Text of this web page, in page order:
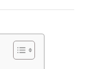
Este tipo de
ofreciendo
en el